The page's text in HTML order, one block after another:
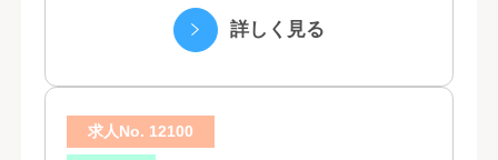
滋賀, 奈良, 和歌山, 広島, 岡山, 山
口, 鳥取, 島根, 香川, 愛媛, 徳島,
分, 宮崎, 佐賀, 沖縄
づく「お客さま基点」をスローガンに掲
詳しく見る
求人No. 12100